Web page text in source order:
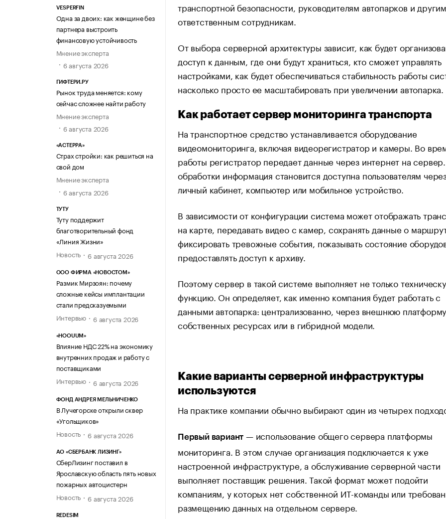
VESPERFIN
Одна за двоих: как женщине без
партнера выстроить
финансовую устойчивость
Мнение эксперта
6 августа 2026
ГИФТЕРИ.РУ
Рынок труда меняется: кому
сейчас сложнее найти работу
Мнение эксперта
6 августа 2026
«АСТЕРРА»
Страх стройки: как решиться на
свой дом
Мнение эксперта
6 августа 2026
ТУТУ
Туту поддержит
благотворительный фонд
«Линия Жизни»
Новость
6 августа 2026
ООО ФИРМА «НОВОСТОМ»
Размик Мирзоян: почему
сложные кейсы имплантации
стали предсказуемыми
Интервью
6 августа 2026
«HOOUUM»
Влияние НДС 22% на экономику
внутренних продаж и работу с
поставщиками
Интервью
6 августа 2026
ФОНД АНДРЕЯ МЕЛЬНИЧЕНКО
В Лучегорске открыли сквер
«Угольщиков»
Новость
6 августа 2026
АО «СБЕРБАНК ЛИЗИНГ»
СберЛизинг поставил в
Ярославскую область пять новых
пожарных автоцистерн
Новость
6 августа 2026
REDESIM
транспортной безопасности, руководителям автопарков и другим
ответственным сотрудникам.
От выбора серверной архитектуры зависит, как будет
доступ к данным, где они будут храниться, кто сможет управлять
настройками, как будет обеспечиваться стабильность работы
насколько просто ее масштабировать при увеличении автопарка.
Как работает сервер мониторинга транспорта
На транспортное средство устанавливается оборудование
видеомониторинга, включая видеорегистратор и камеры. Во
работы регистратор передает данные через интернет на
обработки информация становится доступна пользователям
личный кабинет, компьютер или мобильное устройство.
В зависимости от конфигурации система может отображать
на карте, передавать видео с камер, сохранять данные о
фиксировать тревожные события, показывать состояние
предоставлять доступ к архиву.
Поэтому сервер в такой системе выполняет не только
функцию. Он определяет, как именно компания будет работать с
данными автопарка: централизованно, через внешнюю
собственных ресурсах или в гибридной модели.
Какие варианты серверной инфраструктуры
используются
На практике компании обычно выбирают один из четырех
Первый вариант — использование общего сервера платформы
мониторинга. В этом случае организация подключается к уже
настроенной инфраструктуре, а обслуживание серверной части
выполняет поставщик решения. Такой формат может подойти
компаниям, у которых нет собственной ИТ-команды или
размещению данных на отдельном сервере.